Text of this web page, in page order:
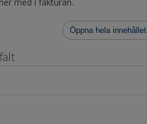
Öppna hela innehållet